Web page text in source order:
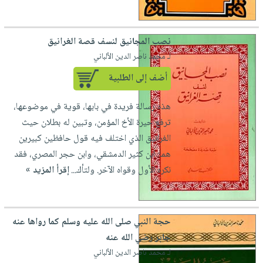
صابون
أطفال
مناسبات
فيديوهات
أسئلة
يتكرر
طرحها
خدمات
نيل
وفرات
كتابك
معنا
عربة
التسوق
نشرة
الإصدارات
نصب المجانيق لنسف قصة الغرانيق
لـ محمد ناصر الدين الألباني
أضف إلى الطلبية
هذه رسالة فريدة في بابها، قوية في موضوعها،
ترفع حيرة الأخ المؤمن، وتبين له بطلان حيث
الغرانيق الذي اختلف فيه قول حافظين كبيرين
هما: ابن كثير الدمشقي، وابن حجر المصري، فقد
نكره الأول وقواه الآخر. ولتأك...إقرأ المزيد »
حجة النبي صلى الله عليه وسلم كما رواها عنه
جابر رضي الله عنه
لـ محمد ناصر الدين الألباني